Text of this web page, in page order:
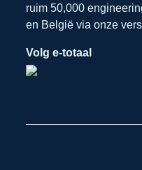
ruim 50,000
en België via onze
Volg e-totaal